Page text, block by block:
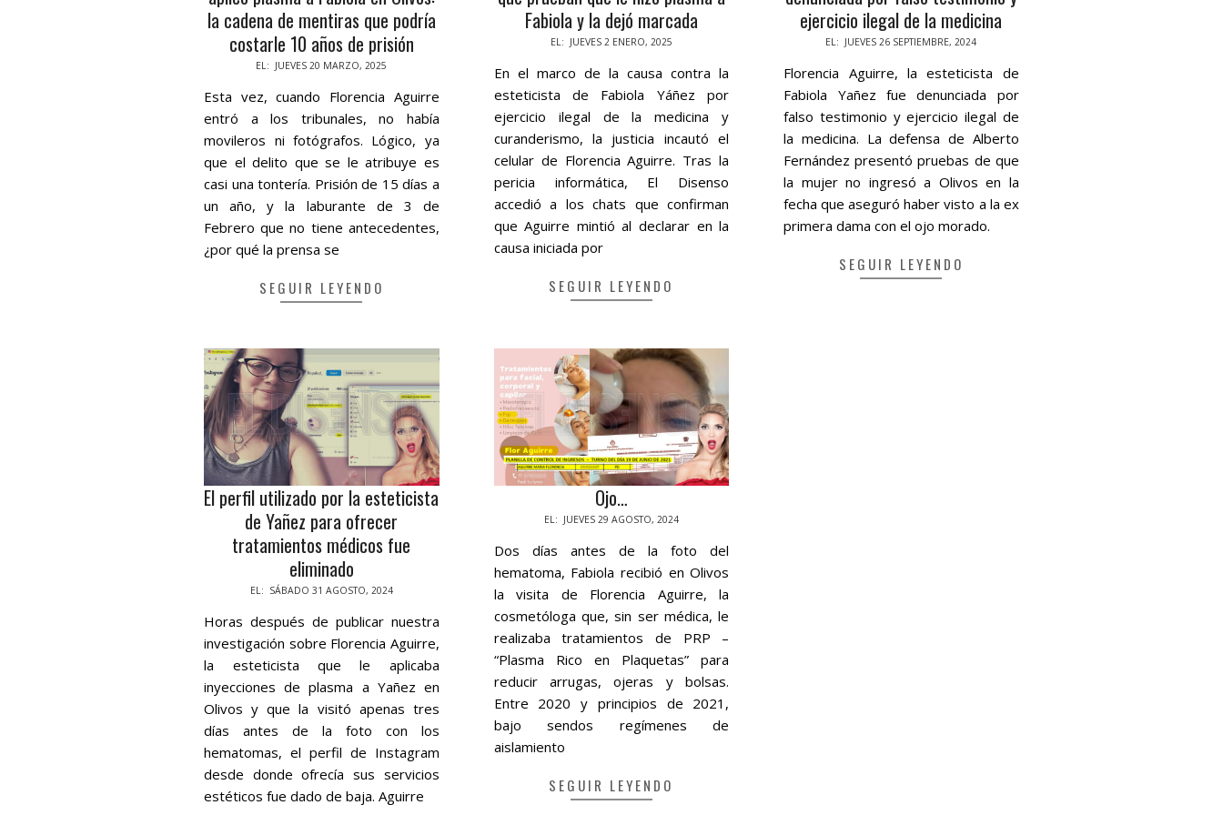
la cadena de mentiras que podría
costarle 10 años de prisión
EL: JUEVES 20 MARZO, 2025
Esta vez, cuando Florencia Aguirre
entró a los tribunales, no había
movileros ni fotógrafos. Lógico, ya
que el delito que se le atribuye es
casi una tontería. Prisión de 15 días a
un año, y la laburante de 3 de
Febrero que no tiene antecedentes,
¿por qué la prensa se
SEGUIR LEYENDO
Fabiola y la dejó marcada
EL: JUEVES 2 ENERO, 2025
En el marco de la causa contra la
esteticista de Fabiola Yáñez por
ejercicio ilegal de la medicina y
curanderismo, la justicia incautó el
celular de Florencia Aguirre. Tras la
pericia informática, El Disenso
accedió a los chats que confirman
que Aguirre mintió al declarar en la
causa iniciada por
SEGUIR LEYENDO
ejercicio ilegal de la medicina
EL: JUEVES 26 SEPTIEMBRE, 2024
Florencia Aguirre, la esteticista de
Fabiola Yañez fue denunciada por
falso testimonio y ejercicio ilegal de
la medicina. La defensa de Alberto
Fernández presentó pruebas de que
la mujer no ingresó a Olivos en la
fecha que aseguró haber visto a la ex
primera dama con el ojo morado.
SEGUIR LEYENDO
El perfil utilizado por la esteticista
de Yañez para ofrecer
tratamientos médicos fue
eliminado
EL: SÁBADO 31 AGOSTO, 2024
Horas después de publicar nuestra
investigación sobre Florencia Aguirre,
la esteticista que le aplicaba
inyecciones de plasma a Yañez en
Olivos y que la visitó apenas tres
días antes de la foto con los
hematomas, el perfil de Instagram
desde donde ofrecía sus servicios
estéticos fue dado de baja. Aguirre
Ojo…
29
EL: JUEVES 29 AGOSTO, 2024
Dos días antes de la foto del
hematoma, Fabiola recibió en Olivos
la visita de Florencia Aguirre, la
cosmetóloga que, sin ser médica, le
realizaba tratamientos de PRP –
“Plasma Rico en Plaquetas” para
reducir arrugas, ojeras y bolsas.
Entre 2020 y principios de 2021,
bajo sendos regímenes de
aislamiento
SEGUIR LEYENDO